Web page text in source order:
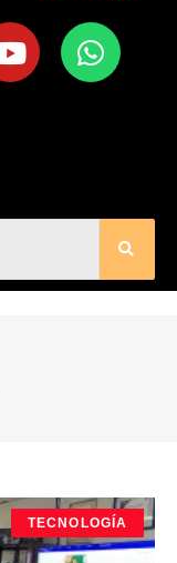
TECNOLOGÍA